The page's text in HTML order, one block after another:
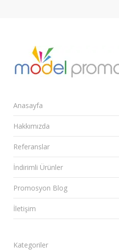
Anasayfa
Hakkımızda
Referanslar
İndirimli Ürünler
Promosyon Blog
İletişim
Kategoriler